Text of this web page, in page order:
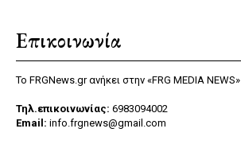
Επικοινωνία
Το FRGNews.gr ανήκει στην «FRG MEDIA NEWS»
Τηλ.επικοινωνίας: 6983094002
Email: info.frgnews@gmail.com